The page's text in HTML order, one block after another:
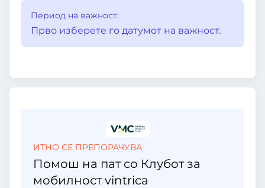
Период на важност:
Прво изберете го датумот на важност.
ИТНО СЕ ПРЕПОРАЧУВА
Помош на пат со Клубот за
мобилност vintrica